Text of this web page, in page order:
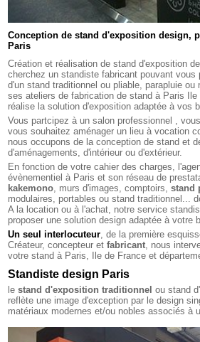
Conception de stand d'exposition design,
Paris
Création et réalisation de stand d'exposition
cherchez un standiste fabricant pouvant vous
d'un stand traditionnel ou pliable, parapluie ou
ses ateliers de fabrication de stand à Paris
réalise la solution d'exposition adaptée à vos
Vous partcipez à un salon professionnel ,
vous souhaitez aménager un lieu à vocation
nous occupons de la conception de stand et
d'aménagements, d'intérieur ou d'extérieur.
En fonction de votre cahier des charges,
évènementiel à Paris et son réseau de
kakemono , murs d'images, comptoirs,stand
modulaires, portables ou stand traditionnel...
A la location ou à l'achat, notre service
proposer une solution design adaptée à votre
Un seul interlocuteur , de la première
Créateur, concepteur etfabricant , nous
votre stand à Paris, Ile de France et
Standiste design Paris
le stand d'exposition traditionnel ou stand
reflète une image d'exception par le design
matériaux modernes et/ou nobles associés à